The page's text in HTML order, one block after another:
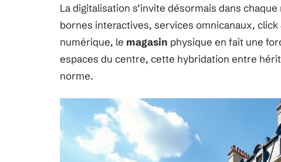
La digitalisation s’invite désormais dans chaque
bornes interactives, services omnicanaux,
numérique, le magasin physique en fait une
espaces du centre, cette hybridation entre
norme.